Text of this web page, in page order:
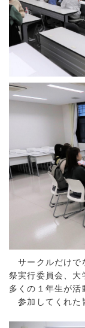
サークルだけで
祭実行委員会、大
多くの１年生が活
参加してくれた